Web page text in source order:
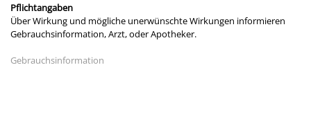
Pflichtangaben
Über Wirkung und mögliche unerwünschte Wirkungen informieren
Gebrauchsinformation, Arzt, oder Apotheker.
Gebrauchsinformation